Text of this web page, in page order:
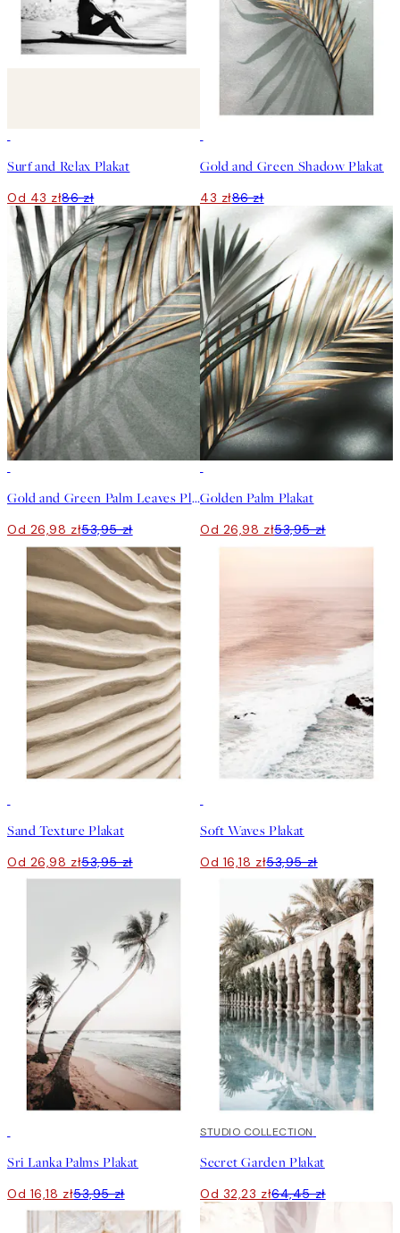
Surf and Relax Plakat
Od 43 zł86 zł
Gold and Green Shadow Plakat
43 zł86 zł
Gold and Green Palm Leaves Plakat
Od 26,98 zł53,95 zł
Golden Palm Plakat
Od 26,98 zł53,95 zł
Sand Texture Plakat
Od 26,98 zł53,95 zł
Soft Waves Plakat
Od 16,18 zł53,95 zł
Sri Lanka Palms Plakat
Od 16,18 zł53,95 zł
50%*
STUDIO COLLECTION
Secret Garden Plakat
Od 32,23 zł64,45 zł